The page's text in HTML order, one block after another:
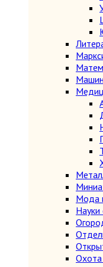
Мода
Науки
Охота